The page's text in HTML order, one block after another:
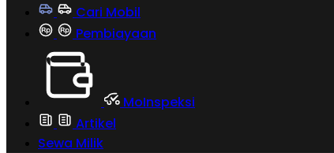
Cari Mobil
Pembiayaan
MoInspeksi
Artikel
Sewa Milik